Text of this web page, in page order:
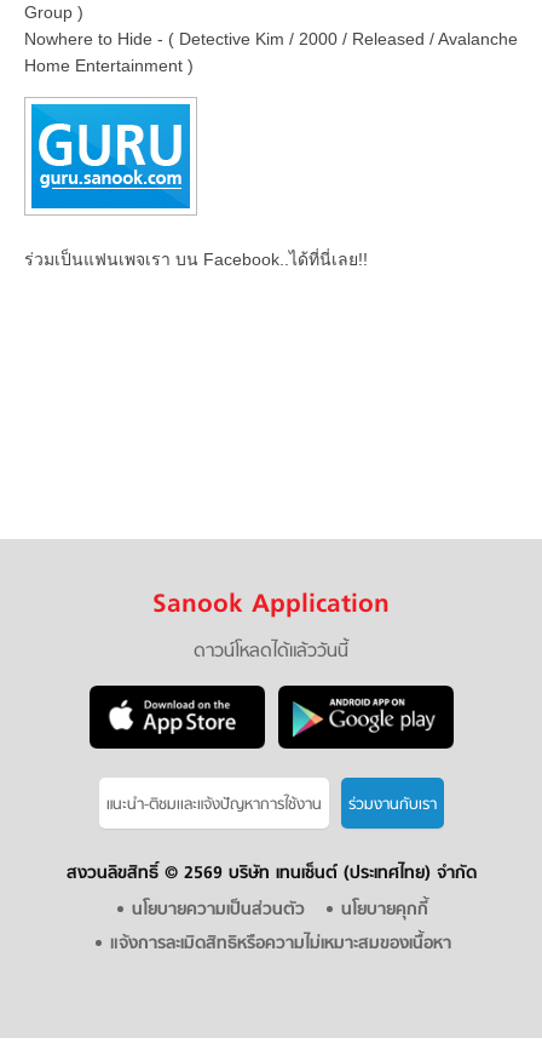
Group )
Nowhere to Hide - ( Detective Kim / 2000 / Released / Avalanche
Home Entertainment )
ร่วมเป็นแฟนเพจเรา บน Facebook..ได้ที่นี่เลย!!
Sanook Application
ดาวน์โหลดได้แล้ววันนี้
แนะนำ-ติชมเเละแจ้งปัญหาการใช้งาน ร่วมงานกับเรา
สงวนลิขสิทธิ์ © 2569 บริษัท เทนเซ็นต์ (ประเทศไทย) จำกัด
นโยบายความเป็นส่วนตัว
นโยบายคุกกี้
แจ้งการละเมิดสิทธิหรือความไม่เหมาะสมของเนื้อหา